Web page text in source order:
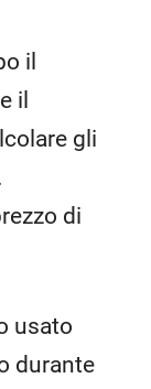
il
il
gli
di
usato
durante